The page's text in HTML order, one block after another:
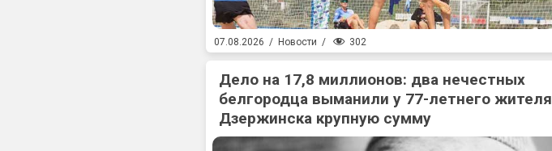
07.08.2026 / Новости / 302
Дело на 17,8 миллионов: два нечестных
белгородца выманили у 77-летнего жителя
Дзержинска крупную сумму